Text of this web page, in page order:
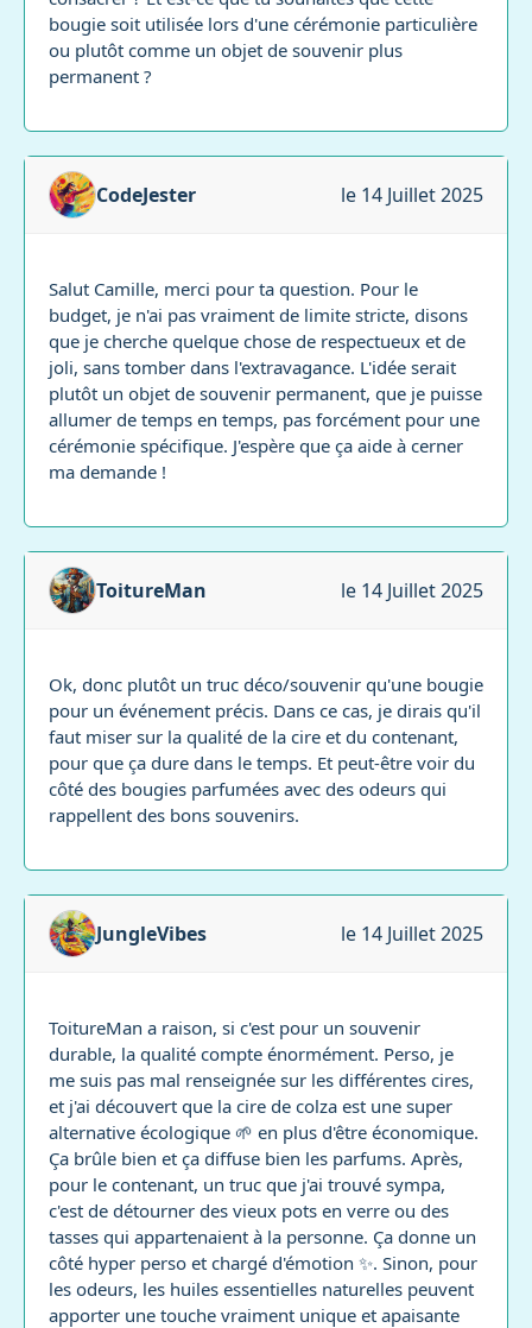
bougie soit utilisée lors d'une cérémonie particulière
ou plutôt comme un objet de souvenir plus
permanent ?
CodeJester le 14 Juillet 2025
Salut Camille, merci pour ta question. Pour le
budget, je n'ai pas vraiment de limite stricte, disons
que je cherche quelque chose de respectueux et de
joli, sans tomber dans l'extravagance. L'idée serait
plutôt un objet de souvenir permanent, que je puisse
allumer de temps en temps, pas forcément pour une
cérémonie spécifique. J'espère que ça aide à cerner
ma demande !
ToitureMan le 14 Juillet 2025
Ok, donc plutôt un truc déco/souvenir qu'une bougie
pour un événement précis. Dans ce cas, je dirais qu'il
faut miser sur la qualité de la cire et du contenant,
pour que ça dure dans le temps. Et peut-être voir du
côté des bougies parfumées avec des odeurs qui
rappellent des bons souvenirs.
JungleVibes le 14 Juillet 2025
ToitureMan a raison, si c'est pour un souvenir
durable, la qualité compte énormément. Perso, je
me suis pas mal renseignée sur les différentes cires,
et j'ai découvert que la cire de colza est une super
alternative écologique 🌱 en plus d'être économique.
Ça brûle bien et ça diffuse bien les parfums. Après,
pour le contenant, un truc que j'ai trouvé sympa,
c'est de détourner des vieux pots en verre ou des
tasses qui appartenaient à la personne. Ça donne un
côté hyper perso et chargé d'émotion ✨. Sinon, pour
les odeurs, les huiles essentielles naturelles peuvent
apporter une touche vraiment unique et apaisante